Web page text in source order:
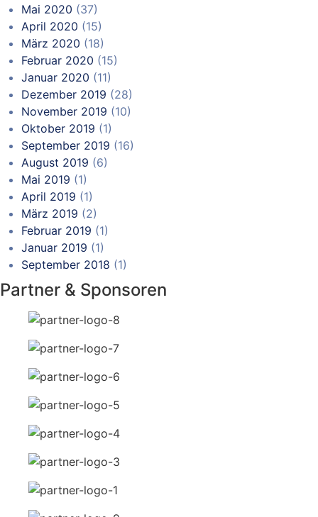
Mai 2020 (37)
April 2020 (15)
März 2020 (18)
Februar 2020 (15)
Januar 2020 (11)
Dezember 2019 (28)
November 2019 (10)
Oktober 2019 (1)
September 2019 (16)
August 2019 (6)
Mai 2019 (1)
April 2019 (1)
März 2019 (2)
Februar 2019 (1)
Januar 2019 (1)
September 2018 (1)
Partner & Sponsoren